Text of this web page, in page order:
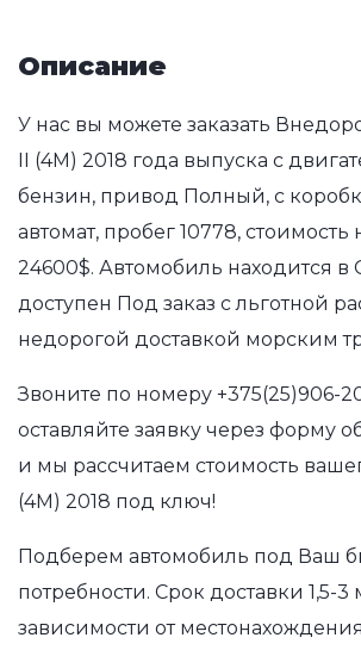
Описание
У нас вы можете заказать
II (4M) 2018 года выпуска с
бензин, привод Полный, с
автомат, пробег 10778,
24600$. Автомобиль находится
доступен Под заказ с льготной
недорогой доставкой морским
Звоните по номеру +375(25)906-
оставляйте заявку через форму
и мы рассчитаем стоимость
(4M) 2018 под ключ!
Подберем автомобиль под Ваш
потребности. Срок доставки 1,5-3
зависимости от